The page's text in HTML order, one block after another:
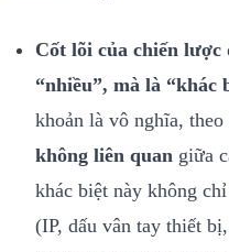
Cốt lõi của chiến
“nhiều”, mà là “khác
khoản là vô nghĩa, theo
không liên quan giữa
khác biệt này không
(IP, dấu vân tay thiết